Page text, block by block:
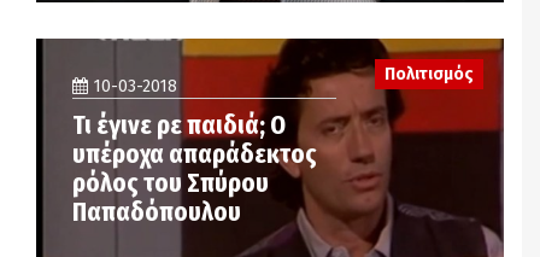
10-03-2018
Τι έγινε ρε παιδιά; Ο
υπέροχα απαράδεκτος
ρόλος του Σπύρου
Παπαδόπουλου
Πολιτισμός